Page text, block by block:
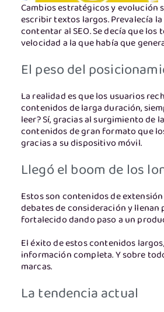
Cambios estratégicos y evolución
escribir textos largos. Prevalecía
contentar al SEO. Se decía que
velocidad a la que había que
El peso del
La realidad es que los usuarios
contenidos de larga duración,
leer? Sí, gracias al surgimiento de
contenidos de gran formato que
gracias a su dispositivo móvil.
Llegó el boom de los
Estos son contenidos de
debates de consideración y
fortalecido dando paso a un
El éxito de estos contenidos
información completa. Y sobre
marcas.
La tendencia actual